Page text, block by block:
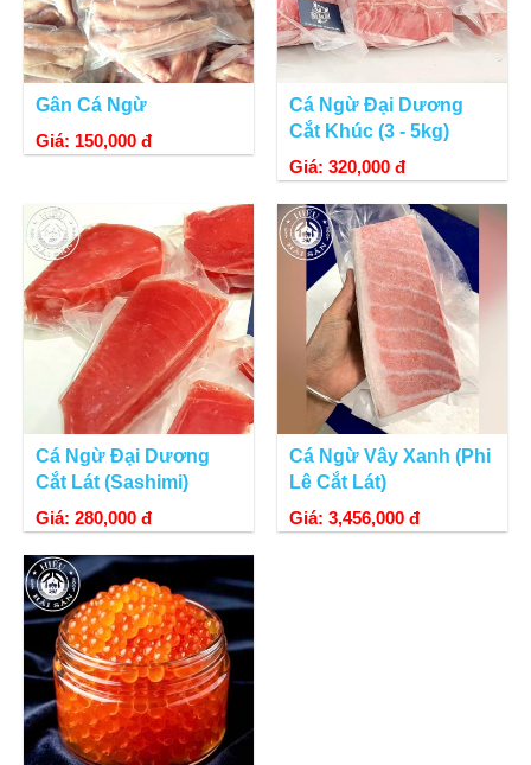
Gân Cá Ngừ
Giá: 150,000 đ
Cá Ngừ Đại Dương
Cắt Khúc (3 - 5kg)
Giá: 320,000 đ
Cá Ngừ Đại Dương
Cắt Lát (Sashimi)
Giá: 280,000 đ
Cá Ngừ Vây Xanh (Phi
Lê Cắt Lát)
Giá: 3,456,000 đ